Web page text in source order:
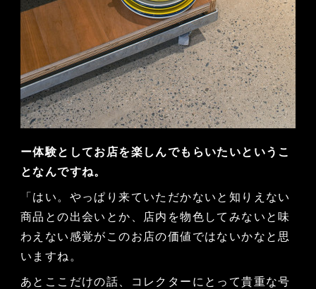
ー体験としてお店を楽しんでもらいたいというこ
となんですね。
「はい。やっぱり来ていただかないと知りえない
商品との出会いとか、店内を物色してみないと味
わえない感覚がこのお店の価値ではないかなと思
いますね。
あとここだけの話、コレクターにとって貴重な号